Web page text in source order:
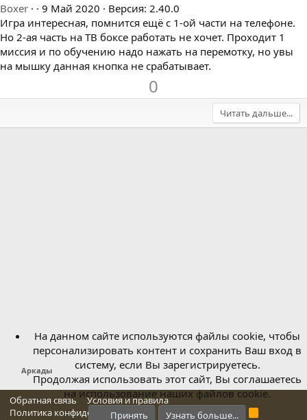
д
и
в
Boxer
1
.
0
0
з
9 Май 2020
Версия: 2.40.0
Игра интересная, помнится ещё с 1-ой части на телефоне.
Но 2-ая часть на ТВ боксе работать не хочет. Проходит 1
миссия и по обучению надо нажать на перемотку, но увы
на мышку данная кнопка не срабатывает.
а
0
р
т
Читать дальше...
Аркады
Обратная связь
Условия и правила
Политика конфиденциальности
Справка Главная
R
На данном сайте используются файлы cookie, чтобы
персонализировать контент и сохранить Ваш вход в
систему, если Вы зарегистрируетесь.
Продолжая использовать этот сайт, Вы соглашаетесь
на использование наших файлов cookie.
Принять Узнать больше...